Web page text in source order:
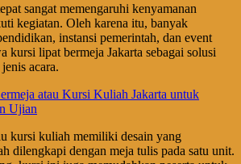
sangat memengaruhi kenyamanan
kegiatan. Oleh karena itu, banyak
instansi pemerintah, dan event
kursi lipat bermeja Jakarta sebagai solusi
acara.
kursi kuliah memiliki desain yang
dilengkapi dengan meja tulis pada satu unit.